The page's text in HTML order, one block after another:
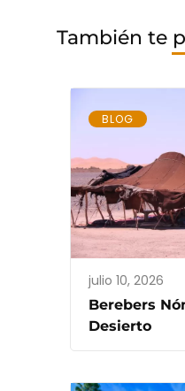
También te
BLOG
julio 10, 2026
Berebers
Desierto